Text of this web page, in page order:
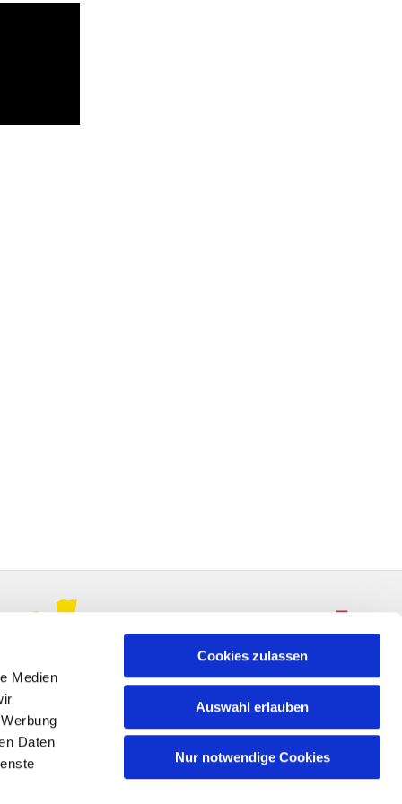
Medien
Daten
Cookies zulassen
Auswahl erlauben
Nur notwendige Cookies